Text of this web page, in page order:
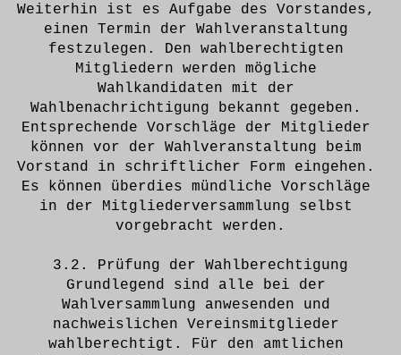
Weiterhin ist es Aufgabe des Vorstandes,
einen Termin der Wahlveranstaltung
festzulegen. Den wahlberechtigten
Mitgliedern werden mögliche
Wahlkandidaten mit der
Wahlbenachrichtigung bekannt gegeben.
Entsprechende Vorschläge der Mitglieder
können vor der Wahlveranstaltung beim
Vorstand in schriftlicher Form eingehen.
Es können überdies mündliche Vorschläge
in der Mitgliederversammlung selbst
vorgebracht werden.
3.2. Prüfung der Wahlberechtigung
Grundlegend sind alle bei der
Wahlversammlung anwesenden und
nachweislichen Vereinsmitglieder
wahlberechtigt. Für den amtlichen